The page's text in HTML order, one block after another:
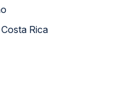
La terminal Costa Rica